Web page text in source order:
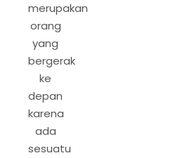
merupakan
orang
yang
bergerak
ke
depan
karena
ada
sesuatu